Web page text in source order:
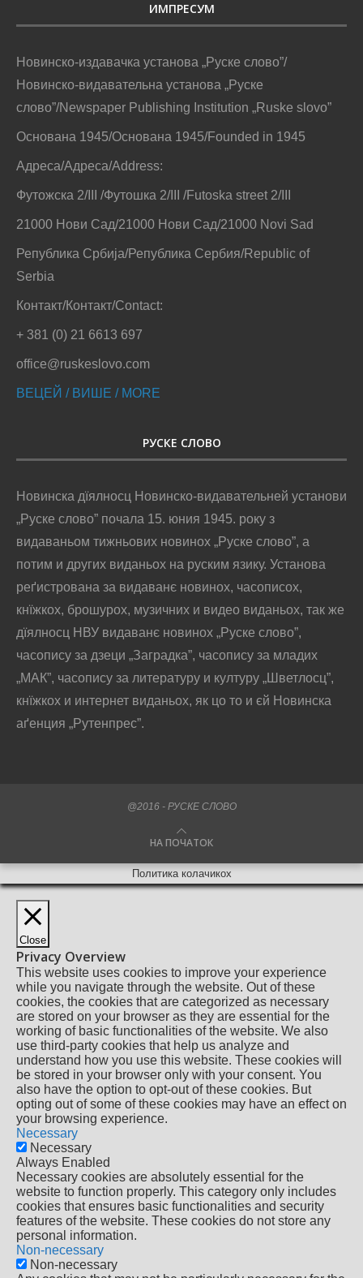
ИМПРЕСУМ
Новинско-издавачка установа „Руске слово”/
Новинско-видавательна установа „Руске
слово”/Newspaper Publishing Institution „Ruske slovo”
Основана 1945/Основана 1945/Founded in 1945
Адреса/Адреса/Address:
Футожска 2/III /Футошка 2/III /Futoska street 2/III
21000 Нови Сад/21000 Нови Сад/21000 Novi Sad
Република Србија/Република Сербия/Republic of
Serbia
Контакт/Контакт/Contact:
+ 381 (0) 21 6613 697
office@ruskeslovo.com
ВЕЦЕЙ / ВИШЕ / MORE
РУСКЕ СЛОВО
Новинска дїялносц Новинско-видавательней установи
„Руске слово” почала 15. юния 1945. року з
видаваньом тижньових новинох „Руске слово”, а
потим и других виданьох на руским язику. Установа
реґистрована за видаванє новинох, часописох,
кнїжкох, брошурох, музичних и видео виданьох, так же
дїялносц НВУ видаванє новинох „Руске слово”,
часопису за дзеци „Заградка”, часопису за младих
„МАК”, часопису за литературу и културу „Шветлосц”,
кнїжкох и интернет виданьох, як цо то и єй Новинска
аґенция „Рутенпрес”.
@2016 - РУСКЕ СЛОВО
НА ПОЧАТОК
Политика колачикох
Close
Privacy Overview
This website uses cookies to improve your experience
while you navigate through the website. Out of these
cookies, the cookies that are categorized as necessary
are stored on your browser as they are essential for the
working of basic functionalities of the website. We also
use third-party cookies that help us analyze and
understand how you use this website. These cookies will
be stored in your browser only with your consent. You
also have the option to opt-out of these cookies. But
opting out of some of these cookies may have an effect on
your browsing experience.
Necessary
Necessary
Always Enabled
Necessary cookies are absolutely essential for the
website to function properly. This category only includes
cookies that ensures basic functionalities and security
features of the website. These cookies do not store any
personal information.
Non-necessary
Non-necessary